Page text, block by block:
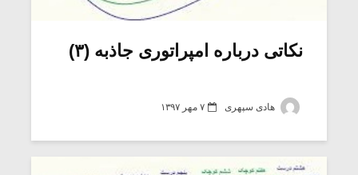
نکاتی درباره امپراتوری جاذبه (۳)
هادی سپهری ۷ مهر ۱۳۹۷